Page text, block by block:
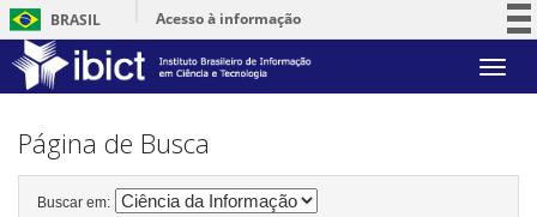
BRASIL
Acesso à informação
Serviços
Skip
Página de Busca
Buscar em: